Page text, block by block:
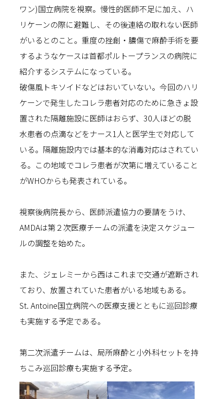
ワン)国立病院を視察。慢性的医師不足に加え、ハ
リケーンの際に避難し、その後連絡の取れない医師
がいるとのこと。重度の挫創・膿傷で麻酔手術を要
するようなケースは首都ポルトープランスの病院に
紹介するシステムになっている。
破傷風トキソイドなどはおいていない。今回のハリ
ケーンで発生したコレラ患者対応のために急きょ設
置された隔離施設に医師はおらず、30人ほどの脱
水患者の点滴などをナース1人と医学生で対応して
いる。隔離施設内では基本的な消毒対応はされてい
る。この地域でコレラ患者が次第に増えていること
がWHOからも発表されている。
視察後病院長から、医師派遣協力の要請をうけ、
AMDAは第２次医療チームの派遣を決定スケジュー
ルの調整を始めた。
また、ジェレミーから西はこれまで交通が遮断され
ており、放置されていた患者がいる地域もある。
St. Antoine国立病院への医療支援とともに巡回診療
も実施する予定である。
第二次派遣チームは、局所麻酔と小外科セットを持
ちこみ巡回診療も実施する予定。